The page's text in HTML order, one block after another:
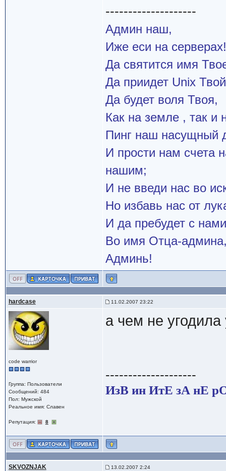
--------------------
Админ наш,
Иже еси на серверах!
Да святится имя
Да приидет Unix
Да будет воля Твоя,
Как на земле , так и
Пинг наш насущный
И прости нам счета
нашим;
И не введи нас во
Но избавь нас от
И да пребудет с
Во имя Отца-
Админь!
hardcase 11.02.2007 23:22
code warrior
Группа: Пользователи
Сообщений: 484
Пол: Мужской
Реальное имя: Славен
Репутация: 8
а чем не
--------------------
ИзВ ин ИтЕ зА нЕ
SKVOZNJAK 13.02.2007 2:24